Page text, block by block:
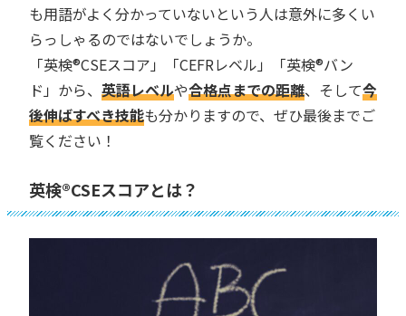
も用語がよく分かっていないという人は意外に多くい
らっしゃるのではないでしょうか。
「英検®︎CSEスコア」「CEFRレベル」「英検®︎バン
ド」から、 英語レベルや合格点までの距離、そして今
後伸ばすべき技能も分かりますので、ぜひ最後までご
覧ください！
英検®︎CSEスコアとは？